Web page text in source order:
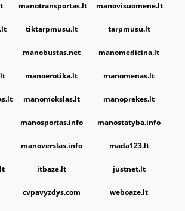
manotransportas.lt manovisuomene.lt
tiktarpmusu.lt tarpmusu.lt
manobustas.net manomedicina.lt
manoerotika.lt manomenas.lt
manomokslas.lt manoprekes.lt
manosportas.info manostatyba.info
manoverslas.info mada123.lt
itbaze.lt justnet.lt
cvpavyzdys.com weboaze.lt